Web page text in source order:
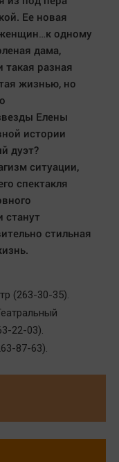
Ее новая
одному
дама,
такая разная
жизнью, но
Елены
истории
дуэт?
ситуации,
спектакля
станут
стильная
(263-30-35).
22-03).
87-63).